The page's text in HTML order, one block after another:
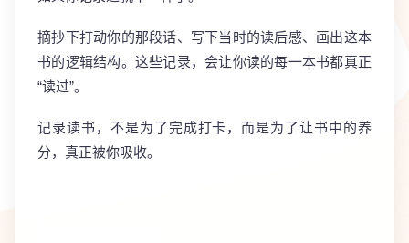
摘抄下打动你的那段话、写下当时的读后感、画出这本
书的逻辑结构。这些记录，会让你读的每一本书都真正
“读过”。
记录读书，不是为了完成打卡，而是为了让书中的养
分，真正被你吸收。